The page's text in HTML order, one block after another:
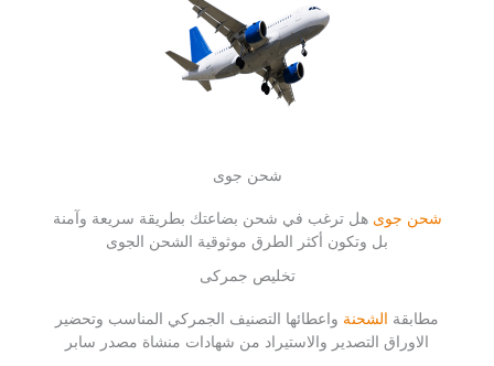
شحن جوى
شحن جوى هل ترغب في شحن بضاعتك بطريقة سريعة وآمنة
بل وتكون أكثر الطرق موثوقية الشحن الجوى
تخليص جمركى
مطابقة الشحنة واعطائها التصنيف الجمركي المناسب وتحضير
الاوراق التصدير والاستيراد من شهادات منشاة مصدر سابر